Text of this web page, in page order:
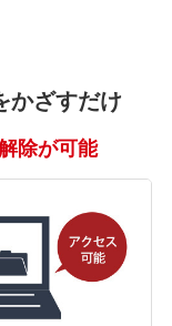
かざすだけ
除が可能